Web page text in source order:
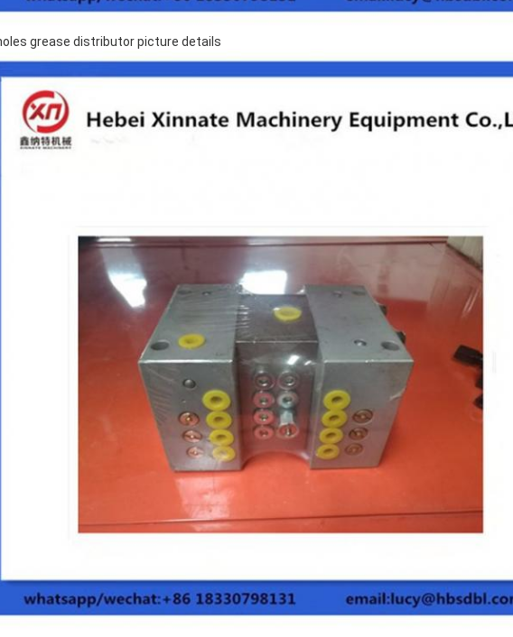
grease distributor picture details